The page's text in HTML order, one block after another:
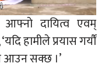
आफ्नो दायित्व एवम्
हामीले प्रयास गर्यौं
सक्छ ।’